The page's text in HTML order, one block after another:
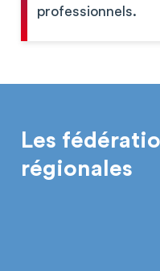
professionnels.
Les
régionales